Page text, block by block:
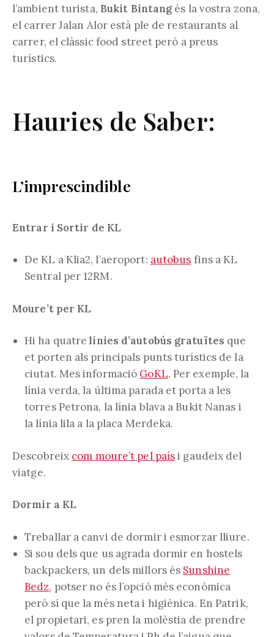
l’ambient turista, Bukit Bintangés la vostra zona,
el carrer Jalan Alor està ple de restaurants al
carrer, el clàssic food street però a preus
turístics.
Hauries de Saber:
L’imprescindible
Entrar i Sortir de KL
De KL a Klia2, l’aeroport: autobus fins a KL
Sentral per 12RM.
Moure’t per KL
Hi ha quatrelínies d’autobús gratuïtes que
et porten als principals punts turístics de la
ciutat. Mes informació GoKL. Per exemple, la
línia verda, la última parada et porta a les
torres Petrona, la línia blava a Bukit Nanas i
la línia lila a la placa Merdeka.
Descobreix com moure’t pel paísi gaudeix del
viatge.
Dormir a KL
Treballar a canvi de dormir i esmorzar lliure.
Si sou dels que us agrada dormir en hostels
backpackers, un dels millors és Sunshine
Bedz, potser no és l’opció més econòmica
però sí que la més neta i higiènica. En Patrik,
el propietari, es pren la molèstia de prendre